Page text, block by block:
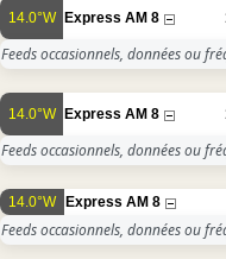
14.0°W Express AM 8
Feeds occasionnels, données ou
14.0°W Express AM 8
Feeds occasionnels, données ou
14.0°W Express AM 8
Feeds occasionnels, données ou